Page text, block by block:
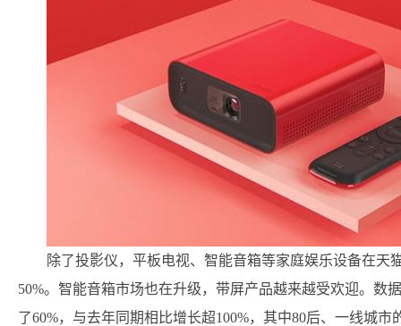
除了投影仪，平板电视、智能音箱等家庭娱乐设备在天
50%。智能音箱市场也在升级，带屏产品越来越受欢迎。数
了60%，与去年同期相比增长超100%，其中80后、一线城